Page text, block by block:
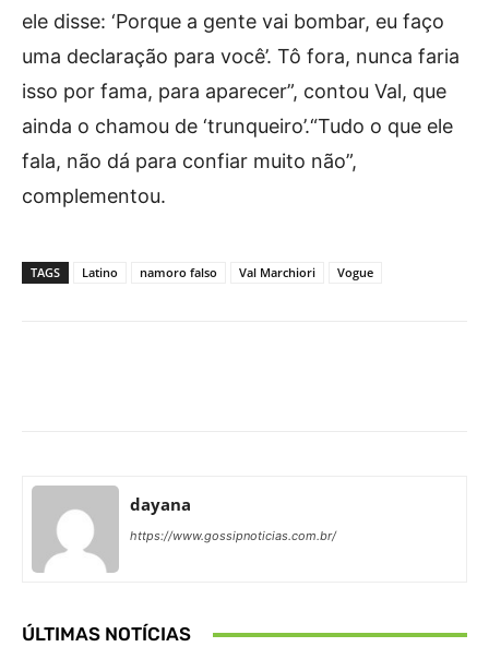
ele disse: ‘Porque a gente vai bombar, eu faço
uma declaração para você’. Tô fora, nunca faria
isso por fama, para aparecer”, contou Val, que
ainda o chamou de ‘trunqueiro’.“Tudo o que ele
fala, não dá para confiar muito não”,
complementou.
TAGS Latino namoro falso Val Marchiori Vogue
dayana
https://www.gossipnoticias.com.br/
ÚLTIMAS NOTÍCIAS